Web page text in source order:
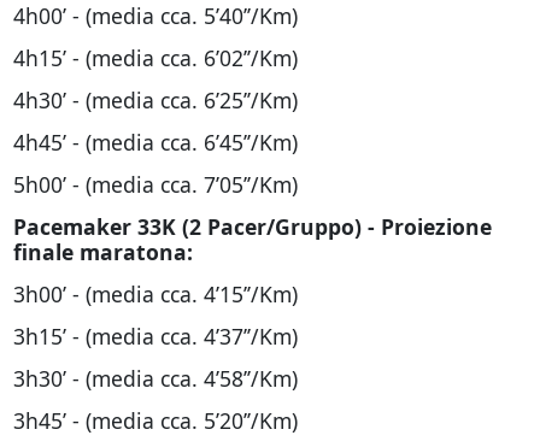
4h00’ - (media cca. 5’40’’/Km)
4h15’ - (media cca. 6’02’’/Km)
4h30’ - (media cca. 6’25’’/Km)
4h45’ - (media cca. 6’45’’/Km)
5h00’ - (media cca. 7’05’’/Km)
Pacemaker 33K (2 Pacer/Gruppo) - Proiezione
finale maratona:
3h00’ - (media cca. 4’15’’/Km)
3h15’ - (media cca. 4’37’’/Km)
3h30’ - (media cca. 4’58’’/Km)
3h45’ - (media cca. 5’20’’/Km)